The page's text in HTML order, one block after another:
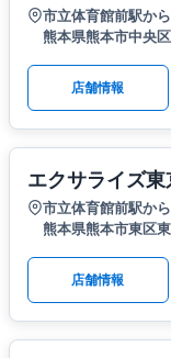
市立体育館前駅か
熊本県熊本市中央
店舗情報
エクサライズ
市立体育館前駅か
熊本県熊本市東区
店舗情報